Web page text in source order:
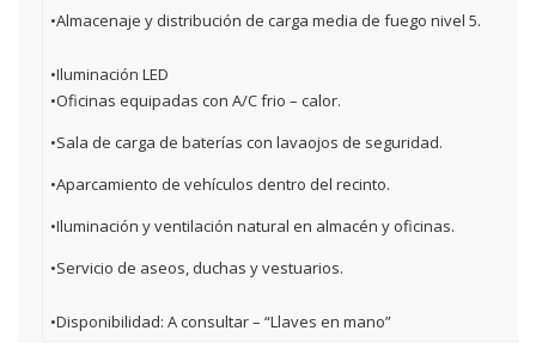
•Almacenaje y distribución de carga media de fuego nivel 5.
•Iluminación LED
•Oficinas equipadas con A/C frio – calor.
•Sala de carga de baterías con lavaojos de seguridad.
•Aparcamiento de vehículos dentro del recinto.
•Iluminación y ventilación natural en almacén y oficinas.
•Servicio de aseos, duchas y vestuarios.
•Disponibilidad: A consultar – “Llaves en mano”